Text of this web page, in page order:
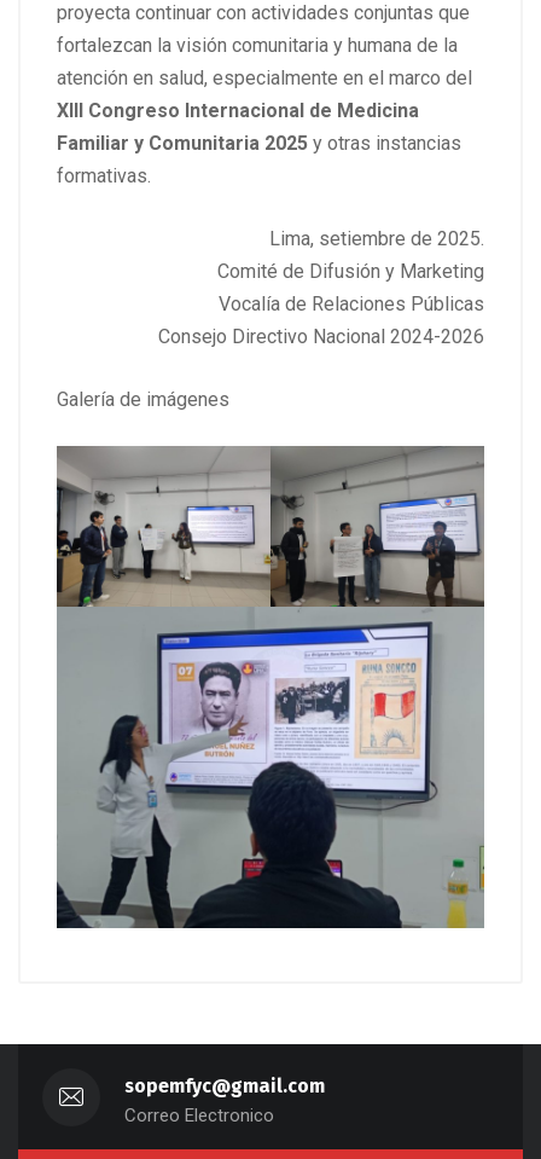
proyecta continuar con actividades conjuntas que
fortalezcan la visión comunitaria y humana de la
atención en salud, especialmente en el marco del
XIII
Congreso Internacional de Medicina
Familiar y Comunitaria 2025 y otras instancias
formativas.
Lima, setiembre de 2025.
Comité de Difusión y Marketing
Vocalía de Relaciones Públicas
Consejo Directivo Nacional 2024-2026
Galería de imágenes
sopemfyc@gmail.com
Correo Electronico